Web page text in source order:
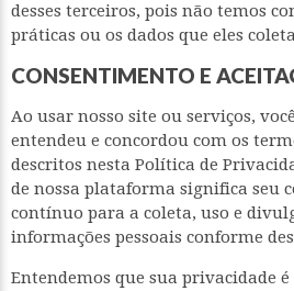
desses terceiros, pois não temos
práticas ou os dados que eles
CONSENTIMENTO E
Ao usar nosso site ou serviços,
entendeu e concordou com os
descritos nesta Política de
de nossa plataforma significa seu
contínuo para a coleta, uso e
informações pessoais conforme
Entendemos que sua privacidade